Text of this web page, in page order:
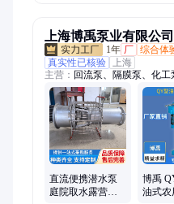
上海博禹泵业有限公司
1年 厂 综合体
真实性已核验
上海
主营： 回流泵、隔膜泵、化工
水泵、补水泵、吸泥泵、永
送泵、流量泵、机器人、浆
浆泵、防汛泵、真空泵、自
直流便携潜水泵
庭院取水露营供
博禹
油式农